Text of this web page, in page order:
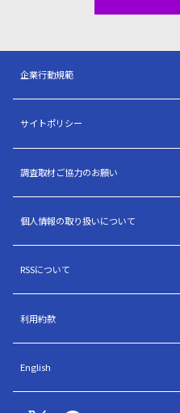
企業行動規範
サイトポリシー
調査取材ご協力のお願い
個人情報の取り扱いについて
RSSについて
利用約款
English